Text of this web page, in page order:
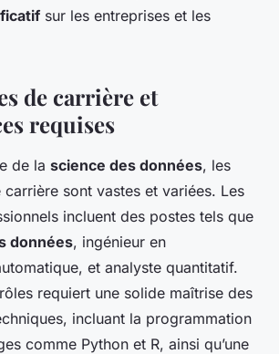
sur les entreprises et les
de carrière et
requises
de la science des données, les
sont vastes et variées. Les
incluent des postes tels que
données, ingénieur en
et analyste quantitatif.
requiert une solide maîtrise des
incluant la programmation
comme Python et R, ainsi qu’une